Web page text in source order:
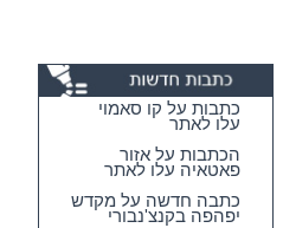
כתבות על קו סאמוי
עלו לאתר
הכתבות על אזור
פאטאיה עלו לאתר
כתבה חדשה על מקדש
יפהפה בקנצ'נבורי